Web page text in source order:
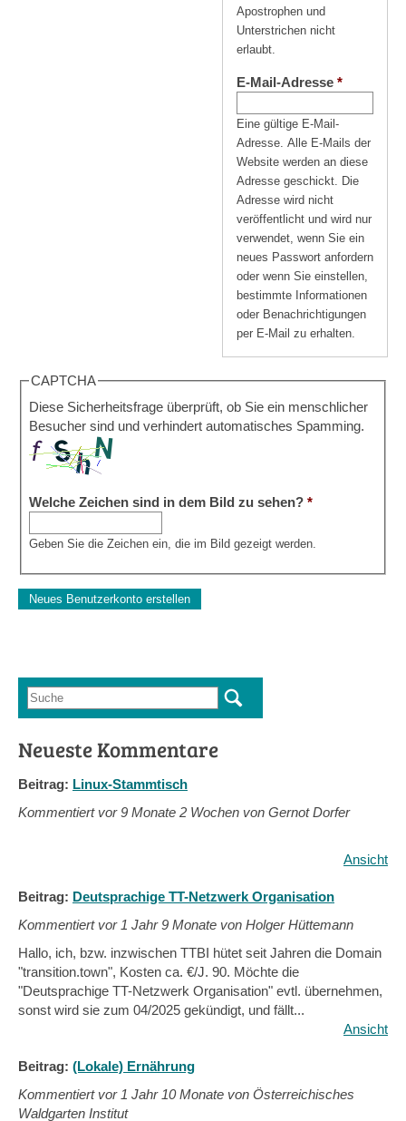
Apostrophen und
Unterstrichen nicht
erlaubt.
E-Mail-Adresse *
Eine gültige E-Mail-
Adresse. Alle E-Mails der
Website werden an diese
Adresse geschickt. Die
Adresse wird nicht
veröffentlicht und wird nur
verwendet, wenn Sie ein
neues Passwort anfordern
oder wenn Sie einstellen,
bestimmte Informationen
oder Benachrichtigungen
per E-Mail zu erhalten.
CAPTCHA
Diese Sicherheitsfrage überprüft, ob Sie ein menschlicher
Besucher sind und verhindert automatisches Spamming.
Welche Zeichen sind in dem Bild zu sehen? *
Geben Sie die Zeichen ein, die im Bild gezeigt werden.
Suchformular
Suche
Neueste Kommentare
Beitrag: Linux-Stammtisch
Kommentiert vor9 Monate 2 Wochen von Gernot Dorfer
Ansicht
Beitrag: Deutsprachige TT-Netzwerk Organisation
Kommentiert vor 1 Jahr 9 Monate von Holger Hüttemann
Hallo, ich, bzw. inzwischen TTBI hütet seit Jahren die Domain
"transition.town", Kosten ca. €/J. 90. Möchte die
"Deutsprachige TT-Netzwerk Organisation" evtl. übernehmen,
sonst wird sie zum 04/2025 gekündigt, und fällt...
Ansicht
Beitrag: (Lokale) Ernährung
Kommentiert vor 1 Jahr 10 Monate von Österreichisches
Waldgarten Institut